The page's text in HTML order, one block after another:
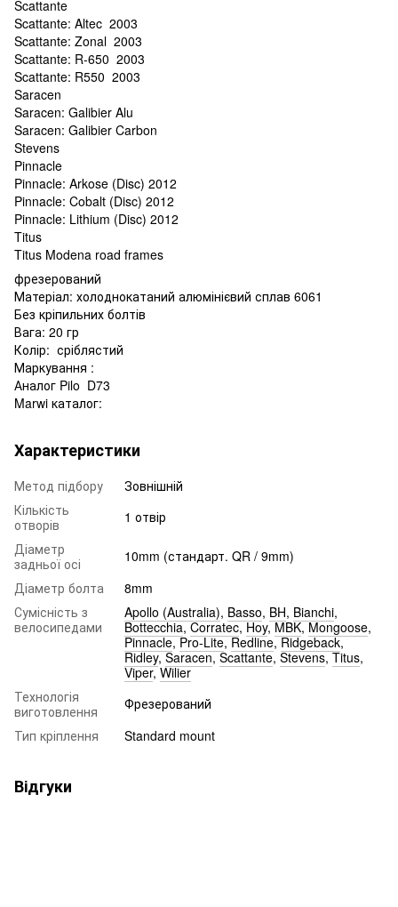
Scattante
Scattante: Altec 2003
Scattante: Zonal 2003
Scattante: R-650 2003
Scattante: R550 2003
Saracen
Saracen: Galibier Alu
Saracen: Galibier Carbon
Stevens
Pinnacle
Pinnacle: Arkose (Disc) 2012
Pinnacle: Cobalt (Disc) 2012
Pinnacle: Lithium (Disc) 2012
Titus
Titus Modena road frames
фрезерований
Матеріал: холоднокатаний алюмінієвий сплав 6061
Без кріпильних болтів
Вага: 20 гр
Колір: сріблястий
Маркування :
Аналог Pilo D73
Marwi каталог:
Характеристики
Метод підбору
Зовнішній
Кількість
отворів
1 отвір
Діаметр
задньої осі
10mm (стандарт. QR / 9mm)
Діаметр болта
8mm
Сумісність з
велосипедами
Apollo (Australia), Basso, BH, Bianchi,
Bottecchia,Corratec,Hoy,MBK,Mongoose,
Pinnacle,Pro-Lite,Redline,Ridgeback,
Ridley,Saracen,Scattante, Stevens,Titus,
Viper,Wilier
Технологія
виготовлення
Фрезерований
Тип кріплення
Standard mount
Відгуки